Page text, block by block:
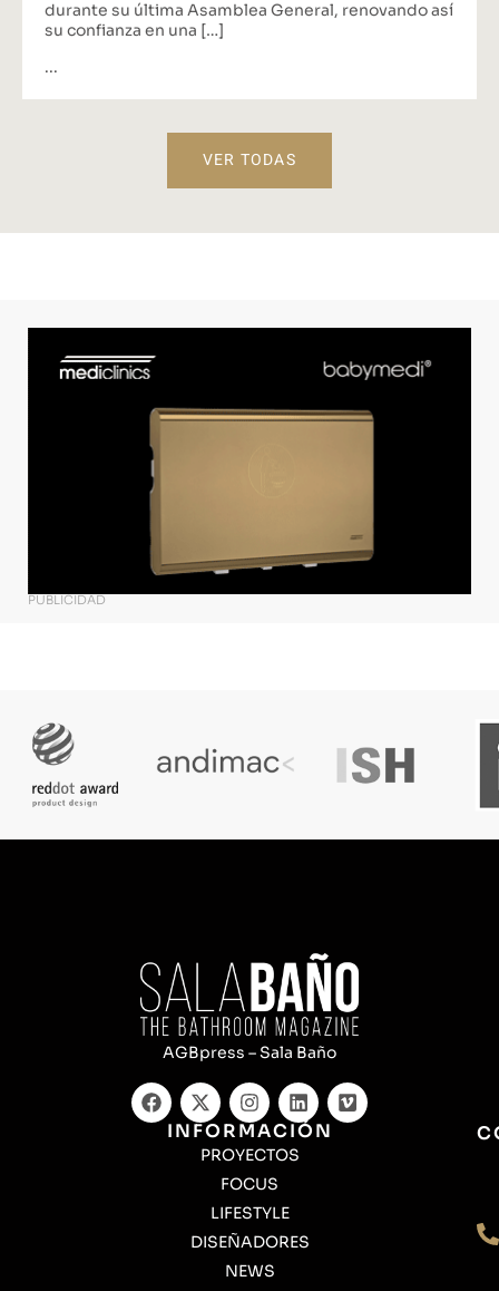
durante su última Asamblea General, renovando así
su confianza en una […]
...
VER TODAS
PUBLICIDAD
AGBpress – Sala Baño
INFORMACIÓN
PROYECTOS
FOCUS
LIFESTYLE
DISEÑADORES
NEWS